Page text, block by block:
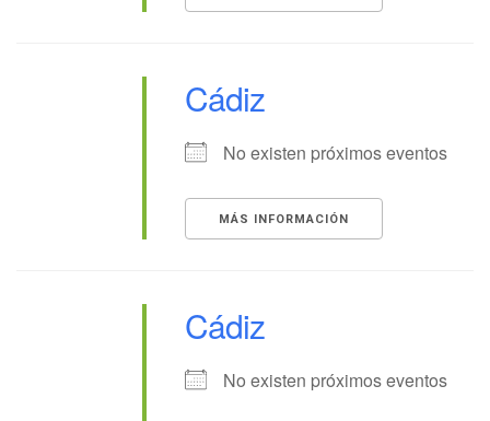
Cádiz
No existen próximos eventos
MÁS INFORMACIÓN
Cádiz
No existen próximos eventos